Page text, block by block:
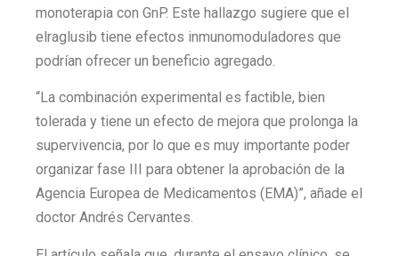
monoterapia con GnP. Este hallazgo sugiere que el
elraglusib tiene efectos inmunomoduladores que
podrían ofrecer un beneficio agregado.
“La combinación experimental es factible, bien
tolerada y tiene un efecto de mejora que prolonga la
supervivencia, por lo que es muy importante poder
organizar fase III para obtener la aprobación de la
Agencia Europea de Medicamentos (EMA)”, añade el
doctor Andrés Cervantes.